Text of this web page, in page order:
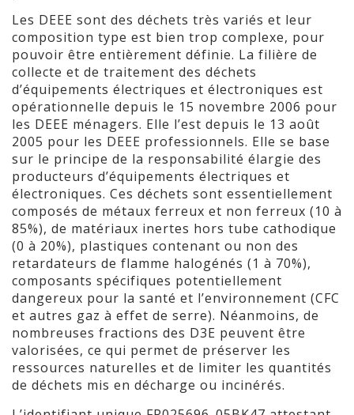
Les DEEE sont des déchets très variés et leur
composition type est bien trop complexe, pour
pouvoir être entièrement définie. La filière de
collecte et de traitement des déchets
d’équipements électriques et électroniques est
opérationnelle depuis le 15 novembre 2006 pour
les DEEE ménagers. Elle l’est depuis le 13 août
2005 pour les DEEE professionnels. Elle se base
sur le principe de la responsabilité élargie des
producteurs d’équipements électriques et
électroniques. Ces déchets sont essentiellement
composés de métaux ferreux et non ferreux (10 à
85%), de matériaux inertes hors tube cathodique
(0 à 20%), plastiques contenant ou non des
retardateurs de flamme halogénés (1 à 70%),
composants spécifiques potentiellement
dangereux pour la santé et l’environnement (CFC
et autres gaz à effet de serre). Néanmoins, de
nombreuses fractions des D3E peuvent être
valorisées, ce qui permet de préserver les
ressources naturelles et de limiter les quantités
de déchets mis en décharge ou incinérés.